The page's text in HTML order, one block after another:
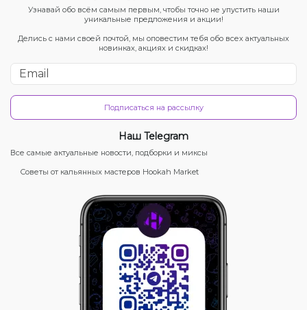
Узнавай обо всём самым первым, чтобы точно не упустить наши
уникальные предложения и акции!
Делись с нами своей почтой, мы оповестим тебя обо всех актуальных
новинках, акциях и скидках!
Подписаться на рассылку
Наш Telegram
Все самые актуальные новости, подборки и миксы
Советы от кальянных мастеров Hookah Market